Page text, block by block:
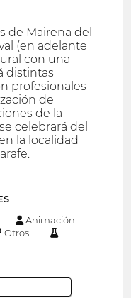
de Mairena del
(en adelante
con una
distintas
profesionales
de
de la
celebrará del
la localidad
Animación
Otros